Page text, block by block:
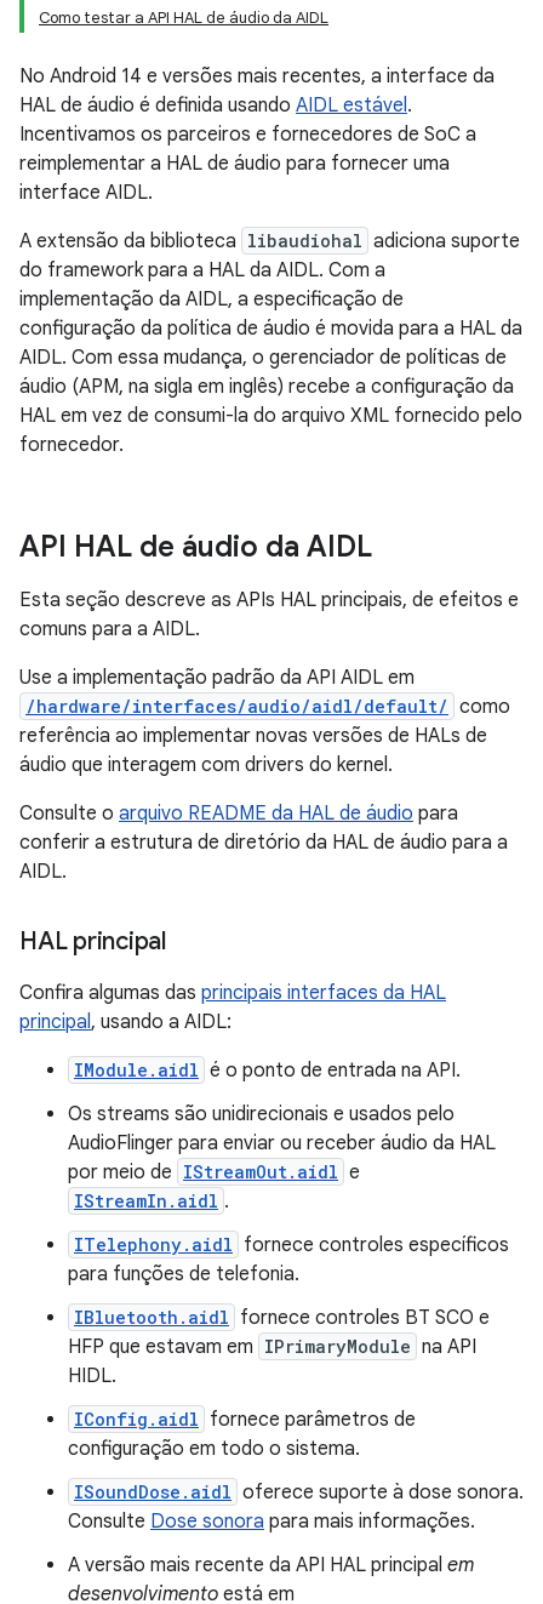
Como testar a API HAL de áudio da AIDL
No Android 14 e versões mais recentes, a interface da
HAL de áudio é definida usando AIDL estável.
Incentivamos os parceiros e fornecedores de SoC a
reimplementar a HAL de áudio para fornecer uma
interface AIDL.
A extensão da biblioteca libaudiohal adiciona suporte
do framework para a HAL da AIDL. Com a
implementação da AIDL, a especificação de
configuração da política de áudio é movida para a HAL da
AIDL. Com essa mudança, o gerenciador de políticas de
áudio (APM, na sigla em inglês) recebe a configuração da
HAL em vez de consumi-la do arquivo XML fornecido pelo
fornecedor.
API HAL de áudio da AIDL
Esta seção descreve as APIs HAL principais, de efeitos e
comuns para a AIDL.
Use a implementação padrão da API AIDL em
/hardware/interfaces/audio/aidl/default/ como
referência ao implementar novas versões de HALs de
áudio que interagem com drivers do kernel.
Consulte o arquivo README da HAL de áudio para
conferir a estrutura de diretório da HAL de áudio para a
AIDL.
HAL principal
Confira algumas das principais interfaces da HAL
principal, usando a AIDL:
IModule.aidl é o ponto de entrada na API.
Os streams são unidirecionais e usados pelo
AudioFlinger para enviar ou receber áudio da HAL
por meio de IStreamOut.aidl e
IStreamIn.aidl .
ITelephony.aidl fornece controles específicos
para funções de telefonia.
IBluetooth.aidl fornece controles BT SCO e
HFP que estavam em IPrimaryModule na API
HIDL.
IConfig.aidl fornece parâmetros de
configuração em todo o sistema.
ISoundDose.aidl oferece suporte à dose sonora.
Consulte Dose sonora para mais informações.
A versão mais recente da API HAL principal em
desenvolvimento está em